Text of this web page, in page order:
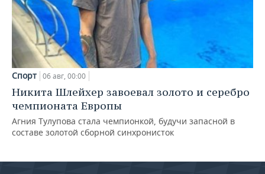
Спорт 06 авг, 00:00
Никита Шлейхер завоевал золото и серебро
чемпионата Европы
Агния Тулупова стала чемпионкой, будучи запасной в
составе золотой сборной синхронисток